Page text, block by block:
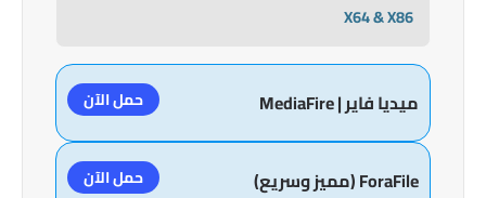
X64 & X86
ميديا فاير | MediaFire حمل الآن
ForaFile (مميز وسريع) حمل الآن